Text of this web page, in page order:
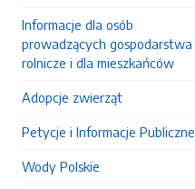
Informacje dla osób
prowadzących gospodarstwa
rolnicze i dla mieszkańców
Adopcje zwierząt
Petycje i Informacje Publiczne
Wody Polskie